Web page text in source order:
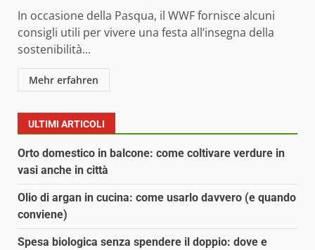
In occasione della Pasqua, il WWF fornisce alcuni
consigli utili per vivere una festa all’insegna della
sostenibilità...
Mehr erfahren
ULTIMI ARTICOLI
Orto domestico in balcone: come coltivare verdure in
vasi anche in città
Olio di argan in cucina: come usarlo davvero (e quando
conviene)
Spesa biologica senza spendere il doppio: dove e